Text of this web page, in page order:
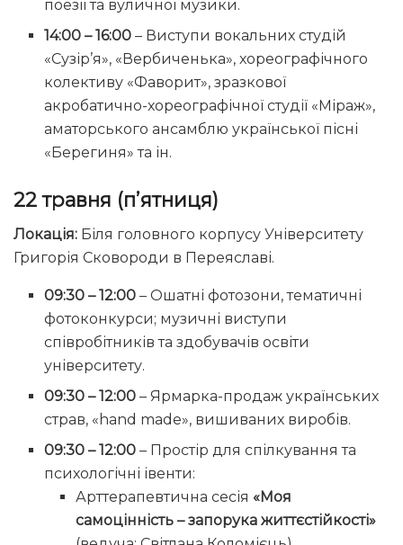
поезії та вуличної музики.
14:00 – 16:00 – Виступи вокальних студій
«Сузір’я», «Вербиченька», хореографічного
колективу «Фаворит», зразкової
акробатично-хореографічної студії «Міраж»,
аматорського ансамблю української пісні
«Берегиня» та ін.
22 травня (п’ятниця)
Локація: Біля головного корпусу Університету
Григорія Сковороди в Переяславі.
09:30 – 12:00 – Ошатні фотозони, тематичні
фотоконкурси; музичні виступи
співробітників та здобувачів освіти
університету.
09:30 – 12:00 – Ярмарка-продаж українських
страв, «hand made», вишиваних виробів.
09:30 – 12:00 – Простір для спілкування та
психологічні івенти:
Арттерапевтична сесія «Моя
самоцінність – запорука життєстійкості»